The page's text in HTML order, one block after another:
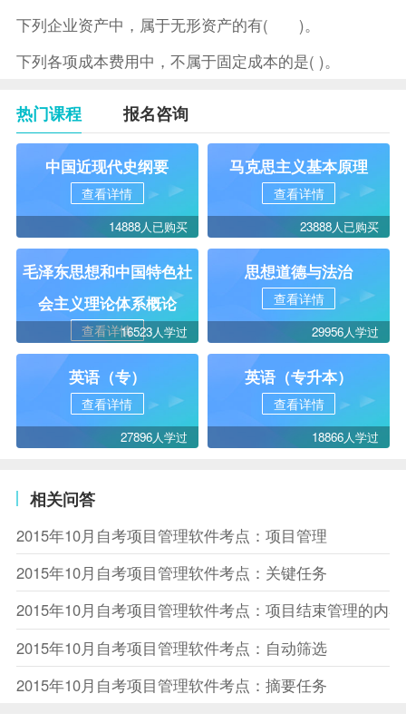
下列企业资产中，属于无形资产的有( )。
下列各项成本费用中，不属于固定成本的是( )。
热门课程 报名咨询
中国近现代史纲要
查看详情
14888人已购买
马克思主义基本原理
查看详情
23888人已购买
毛泽东思想和中国特色社
会主义理论体系概论
查看详情16523人学过
思想道德与法治
查看详情
29956人学过
英语（专）
查看详情
27896人学过
英语（专升本）
查看详情
18866人学过
相关问答
2015年10月自考项目管理软件考点：项目管理
2015年10月自考项目管理软件考点：关键任务
2015年10月自考项目管理软件考点：项目结束管理的内容
2015年10月自考项目管理软件考点：自动筛选
2015年10月自考项目管理软件考点：摘要任务